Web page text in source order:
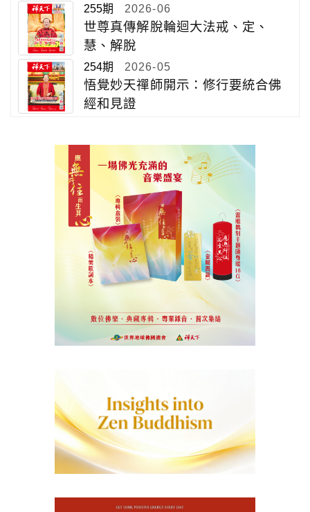
255期 2026-06
世尊真傳解脫輪迴大法戒、定、
慧、解脫
254期 2026-05
悟覺妙天禪師開示：修行要統合佛
經和見證